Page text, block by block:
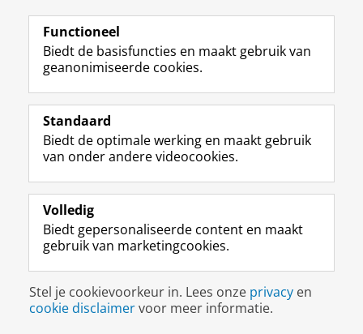
manier te reageren op economische en
maatschappelijke kwesties. Samen tillen wij
het leiderschap in uw organisatie naar een
i
d
I
Disclaimer & Copyright
Inloggen
Functioneel
Biedt de basisfuncties en maakt gebruik van
geanonimiseerde cookies.
Standaard
Biedt de optimale werking en maakt gebruik
van onder andere videocookies.
Volledig
Biedt gepersonaliseerde content en maakt
gebruik van marketingcookies.
Stel je cookievoorkeur in. Lees onze privacy en
cookie disclaimervoor meer informatie.